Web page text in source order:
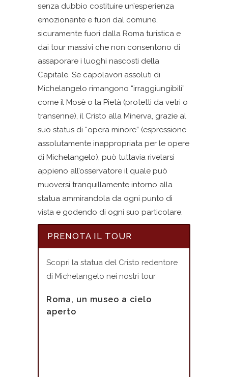
senza dubbio costituire un’esperienza
emozionante e fuori dal comune,
sicuramente fuori dalla Roma turistica e
dai tour massivi che non consentono di
assaporare i luoghi nascosti della
Capitale. Se capolavori assoluti di
Michelangelo rimangono “irraggiungibili”
come il Mosè o la Pietà (protetti da vetri o
transenne), il Cristo alla Minerva, grazie al
suo status di “opera minore” (espressione
assolutamente inappropriata per le opere
di Michelangelo), può tuttavia rivelarsi
appieno all’osservatore il quale può
muoversi tranquillamente intorno alla
statua ammirandola da ogni punto di
vista e godendo di ogni suo particolare.
PRENOTA IL TOUR
Scopri la statua del Cristo redentore
di Michelangelo nei nostri tour
Roma, un museo a cielo
aperto